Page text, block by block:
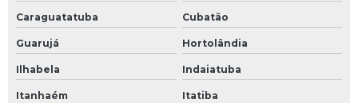
Caraguatatuba Cubatão
Guarujá Hortolândia
Ilhabela Indaiatuba
Itanhaém Itatiba